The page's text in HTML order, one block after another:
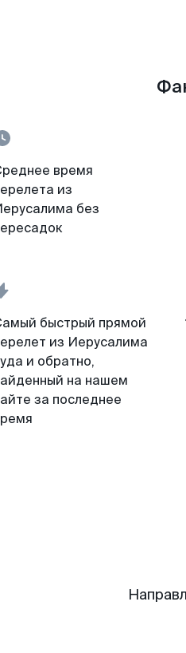
время
из
без
быстрый прямой
из Иерусалима
и обратно,
на нашем
за последнее